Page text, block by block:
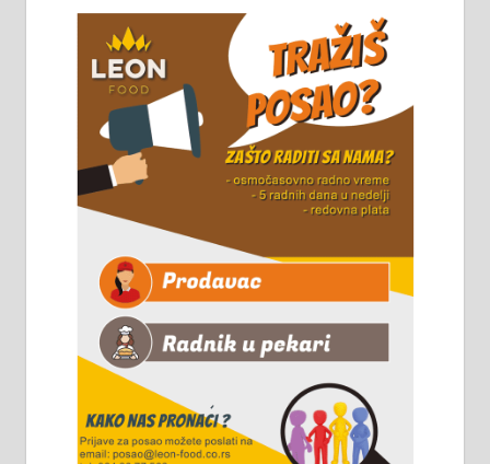
информација доћи лично на
стовариште у улици Максима
Горког 26 сваког радног дана од
8 до 15 часова. 063/465-045
Чистим све врсте димњака.
061/32-13-445